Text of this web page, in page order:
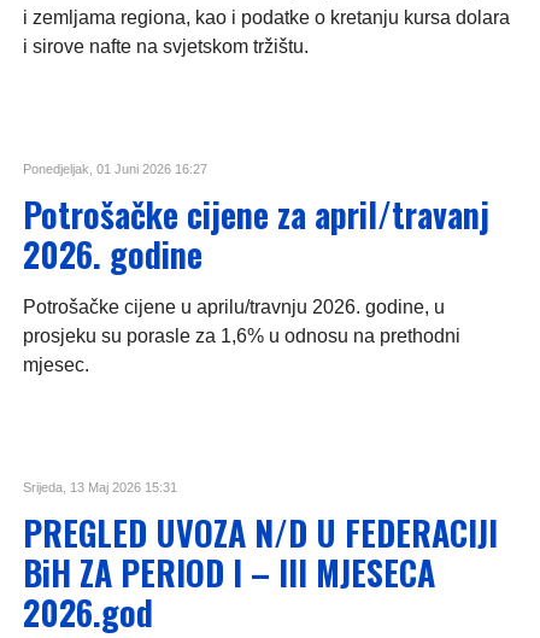
i zemljama regiona, kao i podatke o kretanju kursa dolara
i sirove nafte na svjetskom tržištu.
Ponedjeljak, 01 Juni 2026 16:27
Potrošačke cijene za april/travanj
2026. godine
Potrošačke cijene u aprilu/travnju 2026. godine, u
prosjeku su porasle za 1,6% u odnosu na prethodni
mjesec.
Srijeda, 13 Maj 2026 15:31
PREGLED UVOZA N/D U FEDERACIJI
BiH ZA PERIOD I – III MJESECA
2026.god